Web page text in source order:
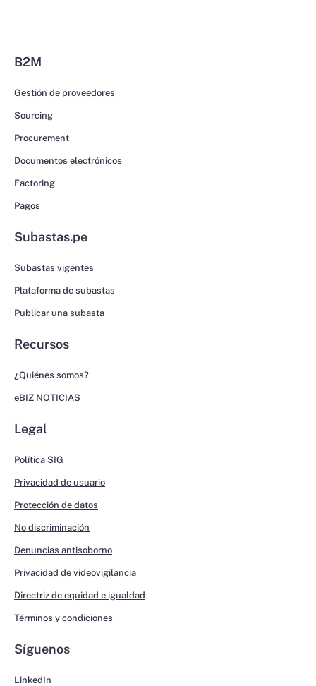
B2M
Gestión de proveedores
Sourcing
Procurement
Documentos electrónicos
Factoring
Pagos
Subastas.pe
Subastas vigentes
Plataforma de subastas
Publicar una subasta
Recursos
¿Quiénes somos?
eBIZ NOTICIAS
Legal
Política SIG
Privacidad de usuario
Protección de datos
No discriminación
Denuncias antisoborno
Privacidad de videovigilancia
Directriz de equidad e igualdad
Términos y condiciones
Síguenos
LinkedIn